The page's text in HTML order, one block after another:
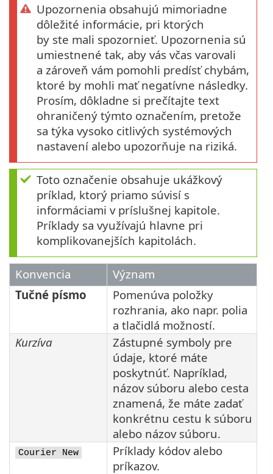
Upozornenia obsahujú mimoriadne
dôležité informácie, pri ktorých
by ste mali spozornieť. Upozornenia sú
umiestnené tak, aby vás včas varovali
a zároveň vám pomohli predísť chybám,
ktoré by mohli mať negatívne následky.
Prosím, dôkladne si prečítajte text
ohraničený týmto označením, pretože
sa týka vysoko citlivých systémových
nastavení alebo upozorňuje na riziká.
Toto označenie obsahuje ukážkový
príklad, ktorý priamo súvisí s
informáciami v príslušnej kapitole.
Príklady sa využívajú hlavne pri
komplikovanejších kapitolách.
Konvencia
Význam
Tučné písmo
Pomenúva položky
rozhrania, ako napr. polia
a tlačidlá možností.
Kurzíva
Zástupné symboly pre
údaje, ktoré máte
poskytnúť. Napríklad,
názov súboru alebo cesta
znamená, že máte zadať
konkrétnu cestu k súboru
alebo názov súboru.
Courier New
Príklady kódov alebo
príkazov.